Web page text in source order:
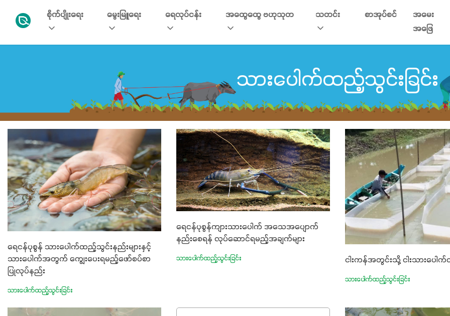
စိုက်ပျိုးရေး မွေးမြူရေး ရေလုပ်ငန်း အထွေထွေ ဗဟုသုတ သတင်း စာအုပ်စင်
အမေး
အဖြေ
သားပေါက်ထည့်သွင်းခြင်း
ရေငန်ပုစွန် သားပေါက်ထည့်သွင်းနည်းများနှင့်
သားပေါက်အတွက် ကျွေးပေးရမည့်ဖော်စပ်စာ
ပြုလုပ်နည်း
သားပေါက်ထည့်သွင်းခြင်း
ရေငန်ပုစွန်ကျားသားပေါက် အသေအပျောက်
နည်းစေရန် လုပ်ဆောင်ရမည့်အချက်များ
သားပေါက်ထည့်သွင်းခြင်း ငါးကန်အတွင်းသို့ ငါးသားပေ
သားပေါက်ထည့်သွင်းခြင်း